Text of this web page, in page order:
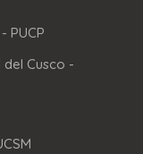
PUCP
Cusco -